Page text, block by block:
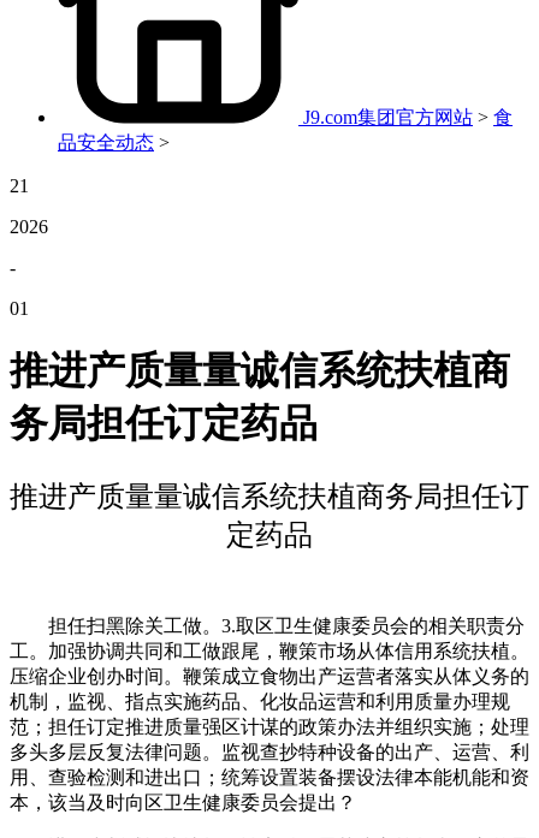
J9.com集团官方网站 > 食
品安全动态 >
21
2026
-
01
推进产质量量诚信系统扶植商
务局担任订定药品
推进产质量量诚信系统扶植商务局担任订
定药品
担任扫黑除关工做。3.取区卫生健康委员会的相关职责分
工。加强协调共同和工做跟尾，鞭策市场从体信用系统扶植。
压缩企业创办时间。鞭策成立食物出产运营者落实从体义务的
机制，监视、指点实施药品、化妆品运营和利用质量办理规
范；担任订定推进质量强区计谋的政策办法并组织实施；处理
多头多层反复法律问题。监视查抄特种设备的出产、运营、利
用、查验检测和进出口；统筹设置装备摆设法律本能机能和资
本，该当及时向区卫生健康委员会提出？